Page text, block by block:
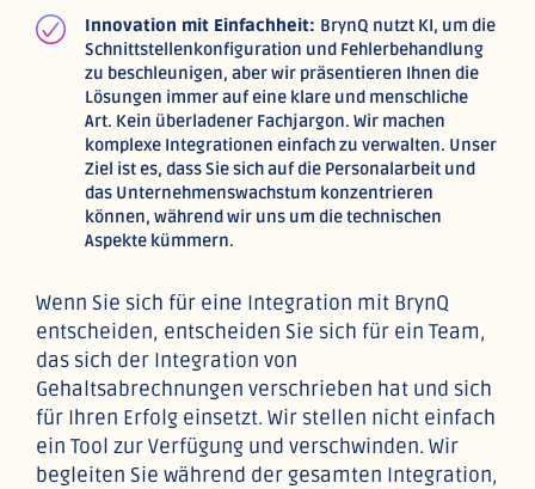
Innovation mit Einfachheit: BrynQ nutzt KI, um die
Schnittstellenkonfiguration und Fehlerbehandlung
zu beschleunigen, aber wir präsentieren Ihnen die
Lösungen immer auf eine klare und menschliche
Art. Kein überladener Fachjargon. Wir machen
komplexe Integrationen einfach zu verwalten. Unser
Ziel ist es, dass Sie sich auf die Personalarbeit und
das Unternehmenswachstum konzentrieren
können, während wir uns um die technischen
Aspekte kümmern.
Wenn Sie sich für eine Integration mit BrynQ
entscheiden, entscheiden Sie sich für ein Team,
das sich der Integration von
Gehaltsabrechnungen verschrieben hat und sich
für Ihren Erfolg einsetzt. Wir stellen nicht einfach
ein Tool zur Verfügung und verschwinden. Wir
begleiten Sie während der gesamten Integration,